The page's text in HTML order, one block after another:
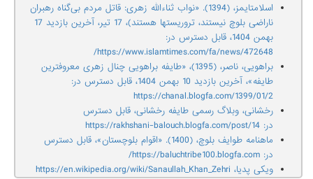
اسلامتایمز، (1394). «نواب ثناءالله زهری: قاتل مردم بی‌گناه رهبران
ناراضی بلوچ نیستند، تروریستها هستند)، 17 تیر، آخرین بازدید 17
بهمن 1404، قابل دسترس در:
https://www.islamtimes.com/fa/news/472648/
براهویی، ناصر، (1395)، «طایفه براهویی چنال زهری معروفترین
طایفه»، آخرین بازدید 10 بهمن 1404، قابل دسترس در:
https://chanal.blogfa.com/1399/01/2
رخشانی، وبلاگ رسمی طایفه رخشانی، قابل دسترس
در: https://rakhshani-balouch.blogfa.com/post/14
ماهنامه طوایف بلوچ، (1400). «اقوام بلوچستان»، قابل دسترس
در: https://baluchtribe100.blogfa.com/
ویکی پدیا، https://en.wikipedia.org/wiki/Sanaullah_Khan_Zehri